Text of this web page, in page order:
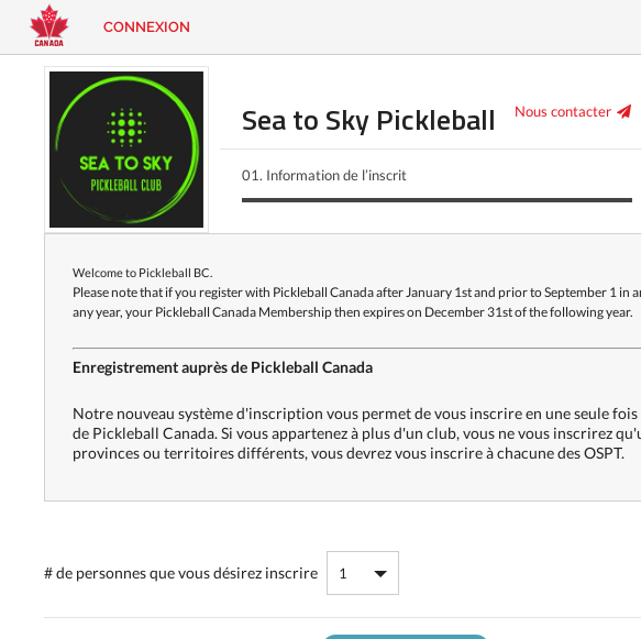
EN
CONNEXION
CONTACT
Vous
cherchez
quelque
chose?
CONNEXION
Sea to Sky Pickleball Nous contacter
01. Information de l’inscrit
Welcome to Pickleball BC.
Please note that if you register with Pickleball Canada after January 1st and prior to September 1
any year, your Pickleball Canada Membership then expires on December 31st of the following year.
Enregistrement auprès de Pickleball Canada
Notre nouveau système d'inscription vous permet de vous inscrire en une seule
de Pickleball Canada. Si vous appartenez à plus d'un club, vous ne vous inscrirez
provinces ou territoires différents, vous devrez vous inscrire à chacune des OSPT.
# de personnesque vous désirez inscrire